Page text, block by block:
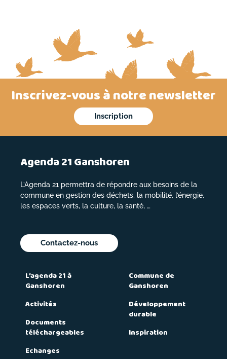
Inscrivez-vous à notre newsletter
Inscription
Agenda 21 Ganshoren
L’Agenda 21 permettra de répondre aux besoins de la
commune en gestion des déchets, la mobilité, l’énergie,
les espaces verts, la culture, la santé, …
Contactez-nous
L’agenda 21 à
Ganshoren
Activités
Documents
téléchargeables
Echanges
Commune de
Ganshoren
Développement
durable
Inspiration